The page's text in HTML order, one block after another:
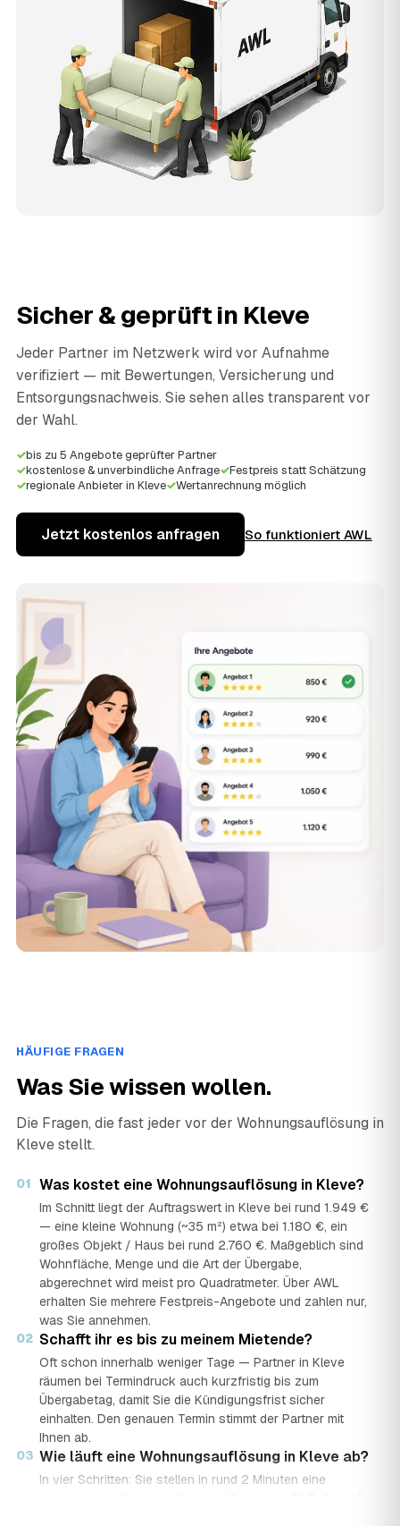
Sicher & geprüft in Kleve
Jeder Partner im Netzwerk wird vor Aufnahme
verifiziert — mit Bewertungen, Versicherung und
Entsorgungsnachweis. Sie sehen alles transparent vor
der Wahl.
✓bis zu 5 Angebote geprüfter Partner
✓kostenlose & unverbindliche Anfrage✓Festpreis statt Schätzung
✓regionale Anbieter in Kleve✓Wertanrechnung möglich
Jetzt kostenlos anfragen So funktioniert AWL
HÄUFIGE FRAGEN
Was Sie wissen wollen.
Die Fragen, die fast jeder vor der Wohnungsauflösung in
Kleve stellt.
01 Was kostet eine Wohnungsauflösung in Kleve?
Im Schnitt liegt der Auftragswert in Kleve bei rund 1.949 €
— eine kleine Wohnung (~35 m²) etwa bei 1.180 €, ein
großes Objekt / Haus bei rund 2.760 €. Maßgeblich sind
Wohnfläche, Menge und die Art der Übergabe,
abgerechnet wird meist pro Quadratmeter. Über AWL
erhalten Sie mehrere Festpreis-Angebote und zahlen nur,
was Sie annehmen.
02 Schafft ihr es bis zu meinem Mietende?
Oft schon innerhalb weniger Tage — Partner in Kleve
räumen bei Termindruck auch kurzfristig bis zum
Übergabetag, damit Sie die Kündigungsfrist sicher
einhalten. Den genauen Termin stimmt der Partner mit
Ihnen ab.
03 Wie läuft eine Wohnungsauflösung in Kleve ab?
In vier Schritten: Sie stellen in rund 2 Minuten eine